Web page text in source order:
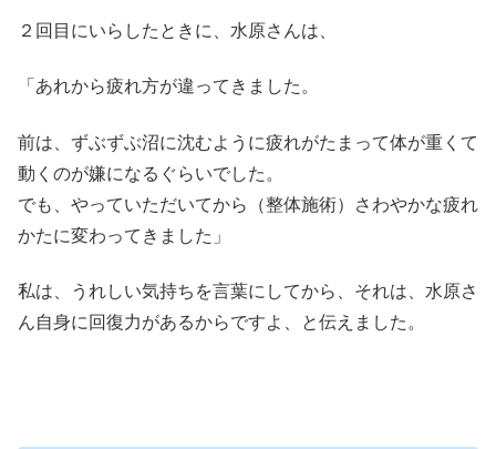
２回目にいらしたときに、水原さんは、
「あれから疲れ方が違ってきました。
前は、ずぶずぶ沼に沈むように疲れがたまって体が重くて
動くのが嫌になるぐらいでした。
でも、やっていただいてから（整体施術）さわやかな疲れ
かたに変わってきました」
私は、うれしい気持ちを言葉にしてから、それは、水原さ
ん自身に回復力があるからですよ、と伝えました。